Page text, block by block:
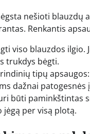
nešioti blauzdų
Renkantis
viso blauzdos
trukdys bėgti.
tipų
dažnai
būti paminkštintas
jėgą per visą plotą.